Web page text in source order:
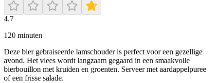
4.7
120 minuten
Deze bier gebraiseerde lamschouder is perfect voor een gezellige
avond. Het vlees wordt langzaam gegaard in een smaakvolle
bierbouillon met kruiden en groenten. Serveer met aardappelpuree
of een frisse salade.